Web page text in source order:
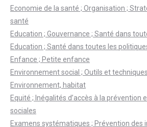
Economie de la santé ; Organisation ;
santé
Education ; Gouvernance ; Santé dans
Education ; Santé dans toutes les
Enfance ; Petite enfance
Environnement social ; Outils et
Environnement, habitat
Equité ; Inégalités d’accès à la prévention
sociales
Examens systématiques ; Prévention des